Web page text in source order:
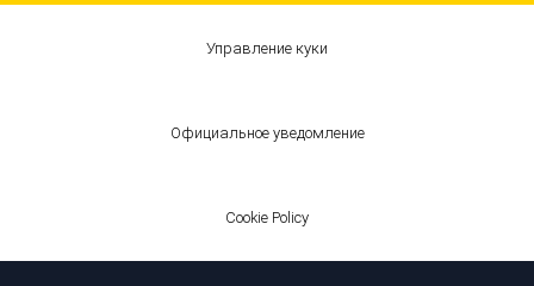
Управление куки
Официальное уведомление
Cookie Policy